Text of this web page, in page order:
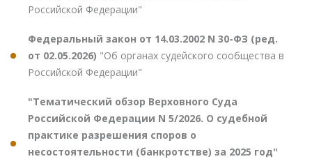
Российской Федерации"
Федеральный закон от 14.03.2002 N 30-ФЗ (ред.
от 02.05.2026) "Об органах судейского сообщества в
Российской Федерации"
"Тематический обзор Верховного Суда
Российской Федерации N 5/2026. О судебной
практике разрешения споров о
несостоятельности (банкротстве) за 2025 год"